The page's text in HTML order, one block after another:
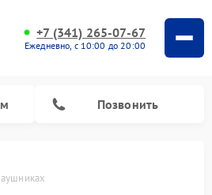
+7 (341) 265-07-67
Ежедневно, с 10:00 до 20:00
Позвонить